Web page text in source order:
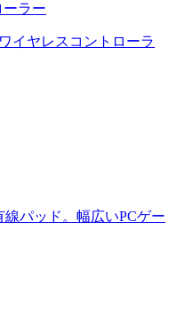
ーラー
イヤレスコントローラ
パッド。幅広いPCゲー